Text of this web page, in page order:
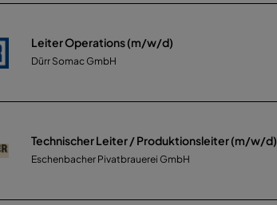
Leiter Operations (m/w/d)
Dürr Somac GmbH
Technischer Leiter / Produktionsleiter (m/w/d)
Eschenbacher Pivatbrauerei GmbH